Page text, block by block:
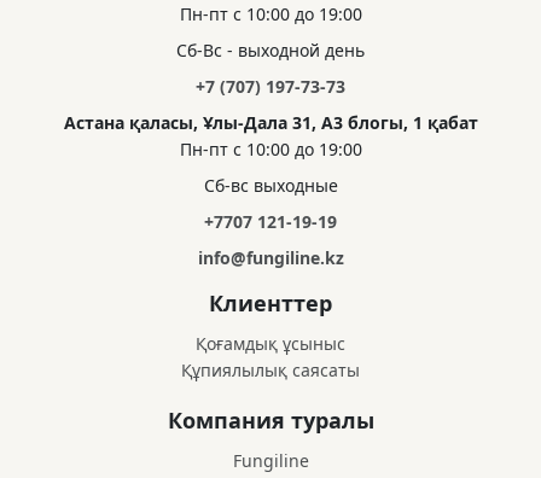
Пн-пт с 10:00 до 19:00
Сб-Вс - выходной день
+7 (707) 197-73-73
Астана қаласы, Ұлы-Дала 31, А3 блогы, 1 қабат
Пн-пт с 10:00 до 19:00
Сб-вс выходные
+7707 121-19-19
info@fungiline.kz
Клиенттер
Қоғамдық ұсыныс
Құпиялылық саясаты
Компания туралы
Fungiline